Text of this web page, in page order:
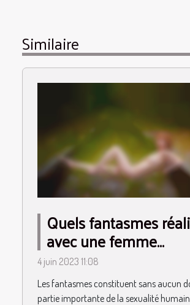
Similaire
Quels fantasmes
avec une femme
dominatrice ?
4 juin 2023 11:08
Les fantasmes constituent sans aucun
partie importante de la sexualité